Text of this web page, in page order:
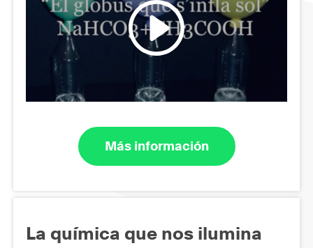
Más información
La química que nos ilumina